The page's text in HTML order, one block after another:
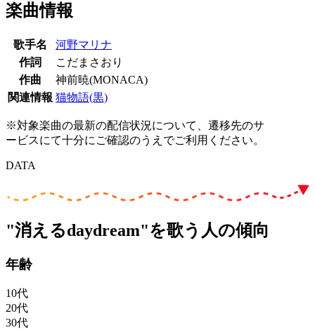
楽曲情報
歌手名
河野マリナ
作詞
こだまさおり
作曲
神前暁(MONACA)
関連情報 猫物語(黒)
※対象楽曲の最新の配信状況について、遷移先のサ
ービスにて十分にご確認のうえでご利用ください。
DATA
"消えるdaydream"を歌う人の傾向
年齢
10代
20代
30代